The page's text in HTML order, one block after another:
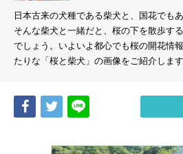
日本古来の犬種である柴犬と、国花でも
そんな柴犬と一緒だと、桜の下を散歩す
でしょう。いよいよ都心でも桜の開花情
たりな「桜と柴犬」の画像をご紹介します
Share Tweet